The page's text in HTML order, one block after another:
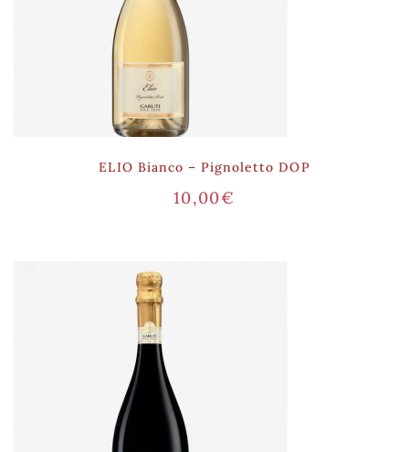
ELIO Bianco – Pignoletto DOP
10,00€